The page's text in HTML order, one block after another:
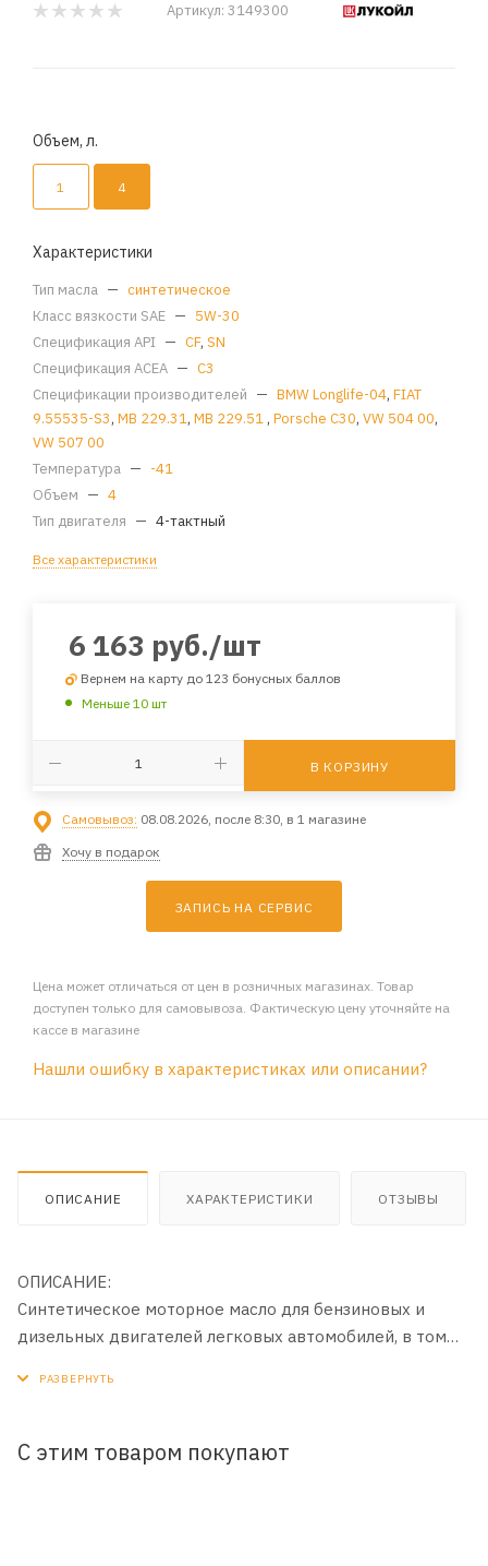
Артикул: 3149300
Объем, л.
1 4
Характеристики
Тип масла — синтетическое
Класс вязкости SAE — 5W-30
Спецификация API — CF, SN
Спецификация ACEA — C3
Спецификации производителей — BMW Longlife-04, FIAT
9.55535-S3, MB 229.31, MB 229.51, Porsche C30, VW 504 00,
VW 507 00
Температура — -41
Объем — 4
Тип двигателя — 4-тактный
Все характеристики
6 163 руб./шт
Вернем на карту до 123 бонусных баллов
Меньше 10 шт
В КОРЗИНУ
Самовывоз: 08.08.2026, после 8:30, в 1 магазине
Хочу в подарок
ЗАПИСЬ НА СЕРВИС
Цена может отличаться от цен в розничных магазинах. Товар
доступен только для самовывоза. Фактическую цену уточняйте на
кассе в магазине
Нашли ошибку в характеристиках или описании?
ОПИСАНИЕ ХАРАКТЕРИСТИКИ ОТЗЫВЫ
ОПИСАНИЕ:
Синтетическое моторное масло для бензиновых и
дизельных двигателей легковых автомобилей, в том
Разработано с использованием базовых масел на
С этим товаром покупают